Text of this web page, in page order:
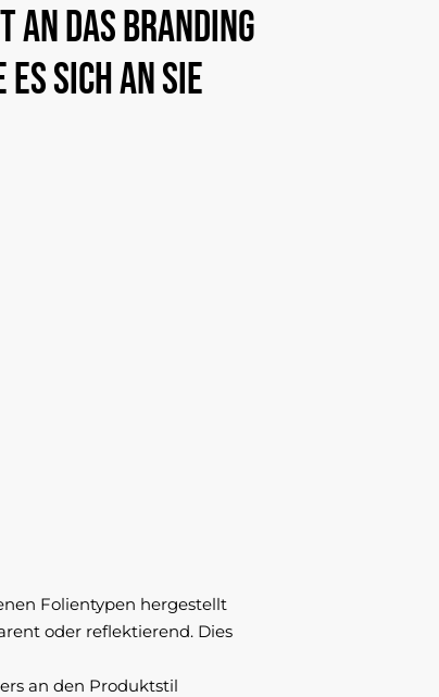
andasBranding
essichanSie
Folientypen hergestellt
oder reflektierend. Dies
an den Produktstil